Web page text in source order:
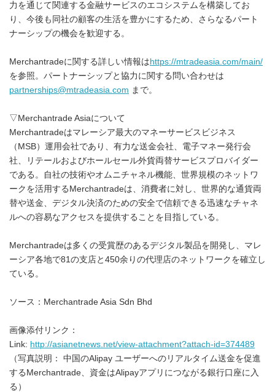
力を通じて関連する金融サービスのエコシステムを構築してお
り、今後も同社の顧客の生活を豊かにするため、さらなるパート
ナーシップの機会を歓迎する。
Merchantradeに関する詳しい情報は https://mtradeasia.com/main/
を参照。パートナーシップと協力に関する問い合わせは
partnerships@mtradeasia.com まで。
▽Merchantrade Asiaについて
Merchantradeはマレーシア最大のマネーサービスビジネス
（MSB）運用会社であり、有力な送金会社、電子マネー発行会
社、リテールおよびホールセール外貨両替サービスプロバイダー
である。自社の技術やオムニチャネル機能、世界規模のネットワ
ークを活用するMerchantradeは、消費者に対し、世界的な通貨両
替や送金、デジタル決済のための安全で信頼できる迅速なチャネ
ルへの容易なアクセスを提供することを目指している。
Merchantradeは多くの受賞歴のあるデジタル製品を開発し、マレ
ーシア各地で81の支店と450余りの代理店のネットワークを確立し
ている。
ソース：Merchantrade Asia Sdn Bhd
画像添付リンク：
Link: http://asianetnews.net/view-attachment?attach-id=374489
（写真説明： 中国のAlipay ユーザーへのリアルタイム送金を促進
するMerchantrade、資金はAlipayアプリにつながる銀行口座に入
る）